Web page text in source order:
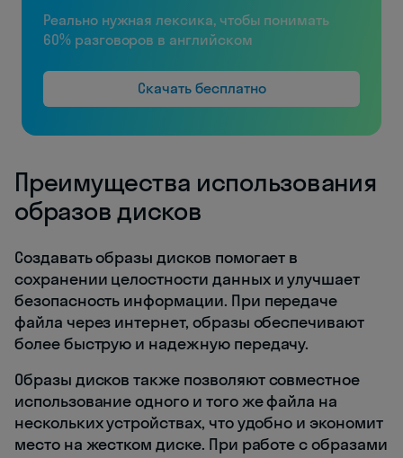
Реально нужная лексика, чтобы понимать
60% разговоров в английском
Скачать бесплатно
Преимущества использования
образов дисков
Создавать образы дисков помогает в
сохранении целостности данных и улучшает
безопасность информации. При передаче
файла через интернет, образы обеспечивают
более быструю и надежную передачу.
Образы дисков также позволяют совместное
использование одного и того же файла на
нескольких устройствах, что удобно и экономит
место на жестком диске. При работе с образами